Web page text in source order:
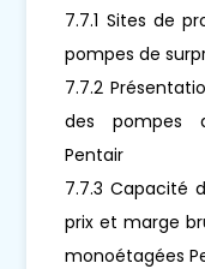
7.7.1 Sites de
pompes de
7.7.2
des pompes
Pentair
7.7.3 Capacité
prix et marge
monoétagées